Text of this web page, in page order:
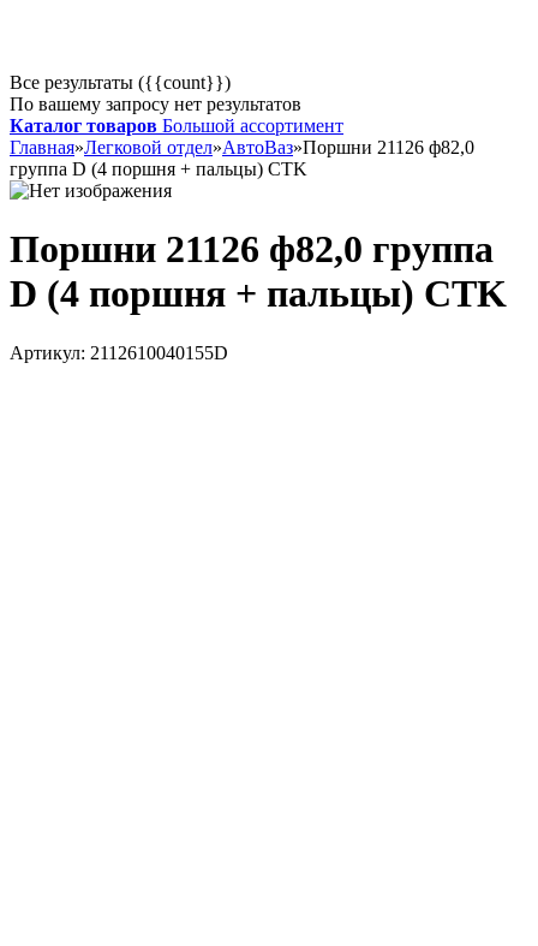
Все результаты ({{count}})
По вашему запросу нет результатов
Каталог товаров Большой ассортимент
Главная»Легковой отдел»АвтоВаз»Поршни 21126 ф82,0
группа D (4 поршня + пальцы) CTK
Поршни 21126 ф82,0 группа
D (4 поршня + пальцы) CTK
Артикул: 2112610040155D